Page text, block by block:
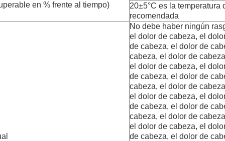
en % frente al tiempo)
20±5°C es la temperatura
recomendada
No debe haber ningún
el dolor de cabeza, el
de cabeza, el dolor de
cabeza, el dolor de
el dolor de cabeza, el
de cabeza, el dolor de
cabeza, el dolor de
el dolor de cabeza, el
de cabeza, el dolor de
cabeza, el dolor de
el dolor de cabeza, el
de cabeza, el dolor de